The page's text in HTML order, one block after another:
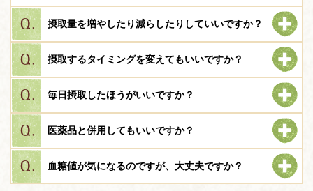
摂取量を増やしたり減らしたりしていいですか？
摂取するタイミングを変えてもいいですか？
毎日摂取したほうがいいですか？
医薬品と併用してもいいですか？
血糖値が気になるのですが、大丈夫ですか？